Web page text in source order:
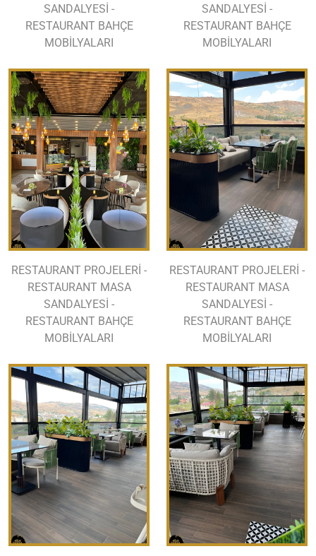
SANDALYESİ -
RESTAURANT BAHÇE
MOBİLYALARI
SANDALYESİ -
RESTAURANT BAHÇE
MOBİLYALARI
RESTAURANT PROJELERİ -
RESTAURANT MASA
SANDALYESİ -
RESTAURANT BAHÇE
MOBİLYALARI
RESTAURANT PROJELERİ -
RESTAURANT MASA
SANDALYESİ -
RESTAURANT BAHÇE
MOBİLYALARI